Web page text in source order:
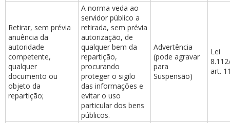
Retirar, sem prévia
anuência da
autoridade
competente,
qualquer
documento ou
objeto da
repartição;
A norma veda ao
servidor público a
retirada, sem prévia
autorização, de
qualquer bem da
repartição,
procurando
proteger o sigilo
das informações e
evitar o uso
particular dos bens
públicos.
Advertência
(pode agravar
para
Suspensão)
Lei
art.